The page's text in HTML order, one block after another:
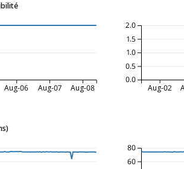
Aug-06 Aug-07 Aug-08 Aug-02
0.0
0.5
1.0
1.5
2.0
60
80